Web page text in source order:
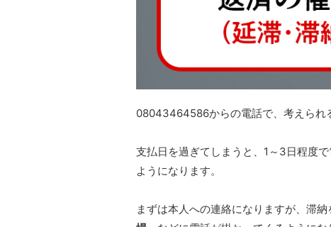
08043464586からの電話で、考えられ
支払日を過ぎてしまうと、1～3日程度
ようになります。
まずは本人への連絡になりますが、滞